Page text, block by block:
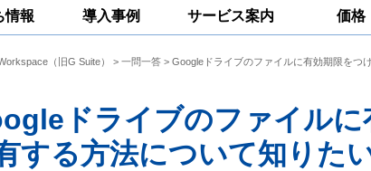
情報
一問一答 コラム
導入事例 サービス案内
Google
対策サービス
Google
Google
価格
（旧G Suite） > 一問一答 > Googleドライブのファイルに有効期限をつ
ドライブのファイル
する方法について知りた